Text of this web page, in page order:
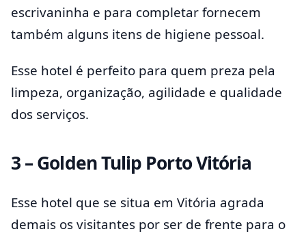
escrivaninha e para completar fornecem
também alguns itens de higiene pessoal.
Esse hotel é perfeito para quem preza pela
limpeza, organização, agilidade e qualidade
dos serviços.
3 – Golden Tulip Porto Vitória
Esse hotel que se situa em Vitória agrada
demais os visitantes por ser de frente para o